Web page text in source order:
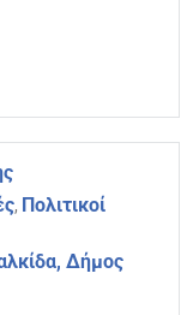
, Πολιτικοί
Δήμος